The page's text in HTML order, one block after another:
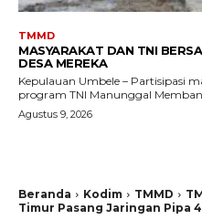
TMMD
MASYARAKAT DAN TNI
DESA MEREKA
Kepulauan Umbele – Partisipasi
program TNI Manunggal
Agustus 9, 2026